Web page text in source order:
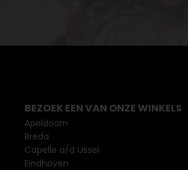
BEZOEK EEN VAN ONZE WINKELS
Apeldoorn
Breda
Capelle a/d IJssel
Eindhoven